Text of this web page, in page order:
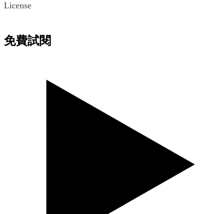
License
免費試閱